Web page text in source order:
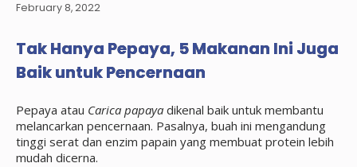
February 8, 2022
Tak Hanya Pepaya, 5 Makanan Ini Juga
Baik untuk Pencernaan
Pepaya atau Carica papaya dikenal baik untuk membantu
melancarkan pencernaan. Pasalnya, buah ini mengandung
tinggi serat dan enzim papain yang membuat protein lebih
mudah dicerna.